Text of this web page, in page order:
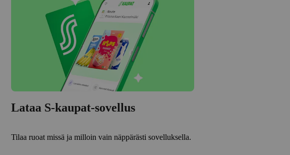
Lataa S-kaupat-sovellus
Tilaa ruoat missä ja milloin vain näppärästi sovelluksella.